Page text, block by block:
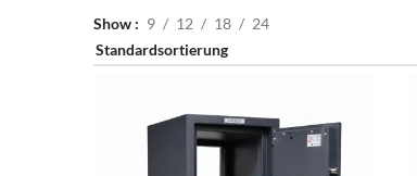
Show 9 12 18 24